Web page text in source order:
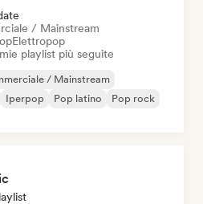
/ Mainstream
Elettropop
playlist più seguite
/ Mainstream
Iperpop Pop latino
Pop rock